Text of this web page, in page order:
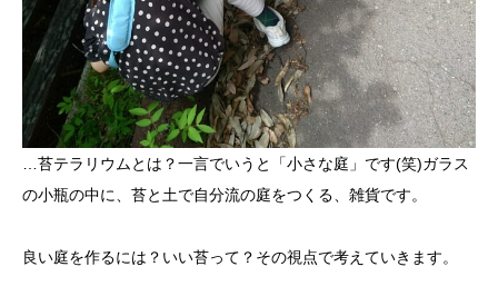
…苔テラリウムとは？一言でいうと「小さな庭」です(笑)ガラス
の小瓶の中に、苔と土で自分流の庭をつくる、雑貨です。
良い庭を作るには？いい苔って？その視点で考えていきます。